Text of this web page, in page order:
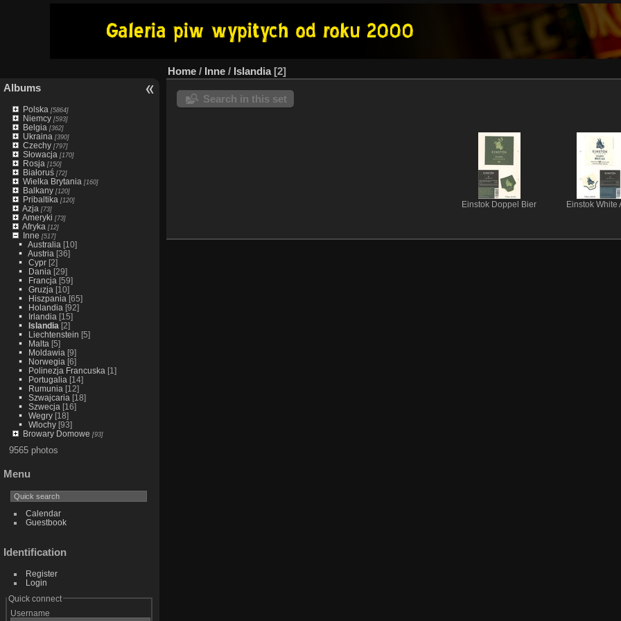
Albums
Polska [5864]
Niemcy[593]
Belgia [362]
Ukraina [390]
Czechy[797]
Słowacja [170]
Rosja [150]
Białoruś[72]
Wielka Brytania [160]
Balkany[120]
Pribaltika [120]
Azja [73]
Ameryki [73]
Afryka [12]
Inne [517]
Australia [10]
Austria [36]
Cypr[2]
Dania [29]
Francja [59]
Gruzja [10]
Hiszpania [65]
Holandia [92]
Irlandia [15]
Islandia [2]
Liechtenstein [5]
Malta [5]
Moldawia [9]
Norwegia [6]
Polinezja Francuska [1]
Portugalia [14]
Rumunia [12]
Szwajcaria [18]
Szwecja [16]
Wegry[18]
Wlochy[93]
Browary Domowe [93]
9565 photos
Menu
Calendar
Guestbook
Identification
Register
Login
Quick connect
Username
Home / Inne / Islandia 2
Search in this set
Einstok Doppel Bier Einstok White